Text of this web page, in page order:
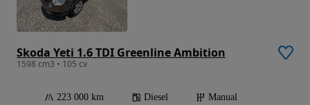
Skoda Yeti 1.6 TDI Greenline Ambition
1598 cm3 • 105 cv
223 000 km Diesel
Manual